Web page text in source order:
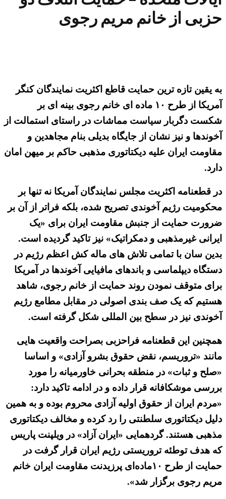
حزبی از خانم مریم رجوی
به یقین تازه ترین حمایت قاطع اکثریت نمایندگان کنگر
آمریکا از طرح ۱۰ ماده ای خانم رجوی بینه ای بر
شکست دگربار سیاست مماشات در راستای استمالت از
آخوندها و نیز نشان از جایگاه بدیلی بنام مجاهدین و
مقاومت ایران علیه دیکتاتوری مذهبی حاکم بر میهن امان
دارد.
در قطعنامه اکثریت مجلس نمایندگان آمریکا نه تنها بر
محکومیت رژیم آخوندی تصریح شده، بلکه فراتر از آن بر
ضرورت حمایت از جنبش مقاومت ایران برای «یک
ایرانی غیرمذهبی و دمکراتیک» نیز تاکید گردیده است.
بدین سان با تمامی تلاش های ماله کش اعظم رژیم در
دستگاه دیپلماسی و باندهای مافیایی آخوندها در آمریکا
برای متوقف نمودن روند حمایت از خانم رجوی، شاهد
هستیم که یک صف بندی اصولی در مقابل مطامع رژیم
آخوندی نیز در سطح بین المللی شکل گرفته است.
همچنین این قطعنامه فراحزبی بصراحت واقعیت هایی
مانند «تروریسم، نقض حقوق بشرو آزادی» و اساسا
«صلح و ثبات» در منطقه بحرانی خاورمیانه را مورد
بررسی موشکافانه قرار داده و در ادامه تاکید دارد:
«مردم ایران از حقوق اولیه آزادی محروم بوده و به همین
دلیل دیکتاتوری سلطنتی را رد کرده و مخالف دیکتاتوری
مذهبی هستند. گردهمایی «ایران آزاد» در ویلپنت پاریس
که هدف توطئه تروریستی رژیم ایران قرار گرفت در
حمایت از طرح ۱۰ماده‌ای پرزیدنت مقاومت ایران خانم
مریم رجوی برگزار شد».